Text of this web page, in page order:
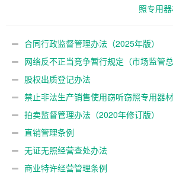
照专用
合同行政监督管理办法（2025年版）
网络反不正当竞争暂行规定（市场监管总
股权出质登记办法
禁止非法生产销售使用窃听窃照专用器
定 拍卖监督管理办法（2020年修订版）
直销管理条例
无证无照经营查处办法
商业特许经营管理条例